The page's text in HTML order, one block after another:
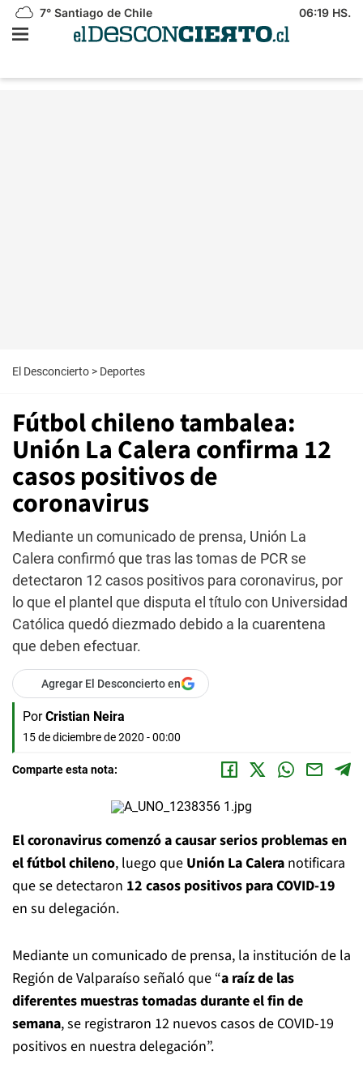
7° Santiago de Chile 06:19 HS.
El Desconcierto > Deportes
Fútbol chileno tambalea:
Unión La Calera confirma 12
casos positivos de
coronavirus
Mediante un comunicado de prensa, Unión La
Calera confirmó que tras las tomas de PCR se
detectaron 12 casos positivos para coronavirus, por
lo que el plantel que disputa el título con Universidad
Católica quedó diezmado debido a la cuarentena
que deben efectuar.
Agregar El Desconcierto en
Por Cristian Neira
15 de diciembre de 2020 - 00:00
Comparte esta nota:
El coronavirus comenzó a causar serios problemas en
el fútbol chileno, luego que Unión La Calera notificara
que se detectaron 12 casos positivos para COVID-19
en su delegación.
Mediante un comunicado de prensa, la institución de la
Región de Valparaíso señaló que “a raíz de las
diferentes muestras tomadas durante el fin de
semana, se registraron 12 nuevos casos de COVID-19
positivos en nuestra delegación”.